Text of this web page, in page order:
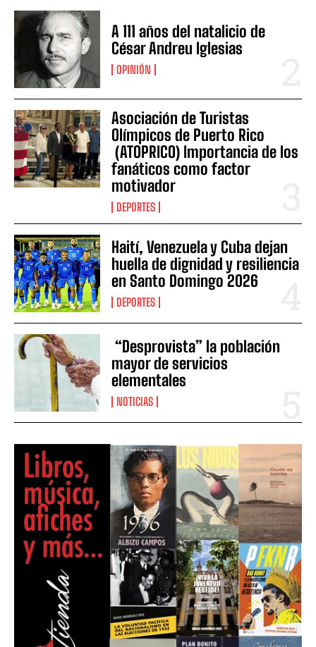
A 111 años del natalicio de
César Andreu Iglesias
OPINIÓN
Asociación de Turistas
Olímpicos de Puerto Rico
(ATOPRICO) Importancia de los
fanáticos como factor
motivador
DEPORTES
Haití, Venezuela y Cuba dejan
huella de dignidad y resiliencia
en Santo Domingo 2026
DEPORTES
“Desprovista” la población
mayor de servicios
elementales
NOTICIAS